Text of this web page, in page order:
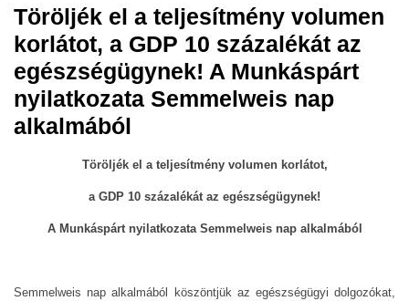
Töröljék el a teljesítmény volumen
korlátot, a GDP 10 százalékát az
egészségügynek! A Munkáspárt
nyilatkozata Semmelweis nap
alkalmából
Töröljék el a teljesítmény volumen korlátot,
a GDP 10 százalékát az egészségügynek!
A Munkáspárt nyilatkozata Semmelweis nap alkalmából
Semmelweis nap alkalmából köszöntjük az egészségügyi dolgozókat,